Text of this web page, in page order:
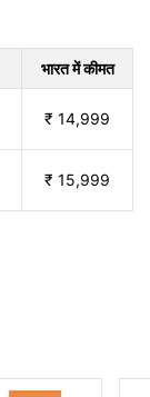
भारत में कीमत
₹ 14,999
₹ 15,999